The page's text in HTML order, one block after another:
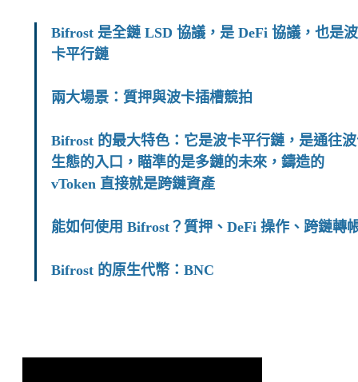
Bifrost 是全鏈 LSD 協議，是 DeFi 協議，也是波
卡平行鏈
兩大場景：質押與波卡插槽競拍
Bifrost 的最大特色：它是波卡平行鏈，是通往
生態的入口，瞄準的是多鏈的未來，鑄造的
vToken 直接就是跨鏈資產
能如何使用 Bifrost？質押、DeFi 操作、跨鏈轉
Bifrost 的原生代幣：BNC